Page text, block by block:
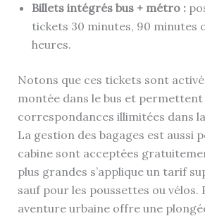
Billets intégrés bus + métro :
tickets 30 minutes, 90 minutes
heures.
Notons que ces tickets sont
montée dans le bus et permettent
correspondances illimitées dans
La gestion des bagages est aussi
cabine sont acceptées
plus grandes s’applique un tarif
sauf pour les poussettes ou
aventure urbaine offre une